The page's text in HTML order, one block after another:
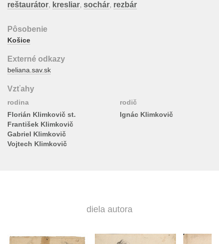
reštaurátor, kresliar, sochár, rezbár
Pôsobenie
Košice
Externé odkazy
beliana.sav.sk
Vzťahy
rodina
rodič
Florián Klimkovič st.
František Klimkovič
Gabriel Klimkovič
Vojtech Klimkovič
Ignác Klimkovič
diela autora